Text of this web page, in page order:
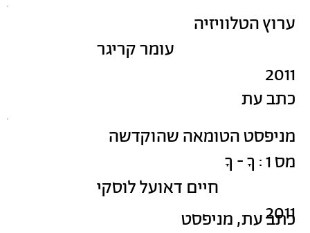
ערוץ הטלוויזיה
עומר קריגר
2011
כתב עת
מניפסט הטומאה שהוקדשה
מס 1 : ךָ - ךָ
חיים דאועל לוסקי
2011
כתב עת, מניפסט